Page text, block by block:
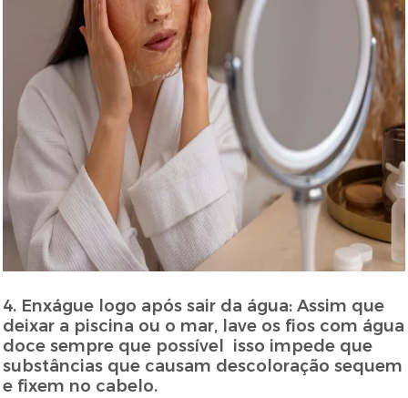
4. Enxágue logo após sair da água: Assim que
deixar a piscina ou o mar, lave os fios com água
doce sempre que possível isso impede que
substâncias que causam descoloração sequem
e fixem no cabelo.